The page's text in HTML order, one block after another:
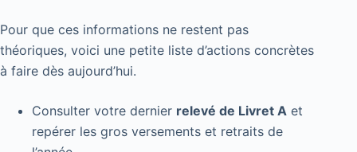
Pour que ces informations ne restent pas
théoriques, voici une petite liste d’actions concrètes
à faire dès aujourd’hui.
Consulter votre dernier relevé de Livret A et
repérer les gros versements et retraits de